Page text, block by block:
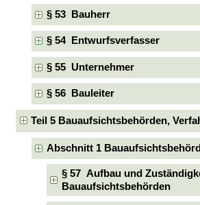
§ 53 Bauherr
§ 54 Entwurfsverfasser
§ 55 Unternehmer
§ 56 Bauleiter
Teil 5 Bauaufsichtsbehörden,
Abschnitt 1
§ 57 Aufbau und
Bauaufsichtsbehörden